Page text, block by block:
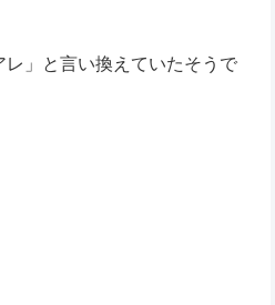
」と言い換えていたそうで